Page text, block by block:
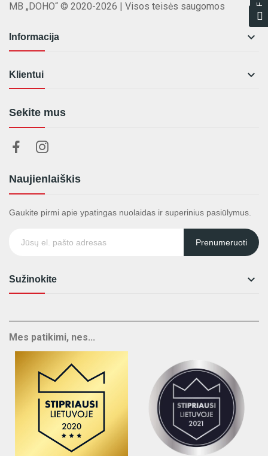
MB „DOHO“ © 2020-2026 | Visos teisės saugomos
Informacija 
Klientui 
Sekite mus
Naujienlaiškis
Gaukite pirmi apie ypatingas nuolaidas ir superinius pasiūlymus.
Prenumeruoti
Sužinokite 
Mes patikimi, nes...